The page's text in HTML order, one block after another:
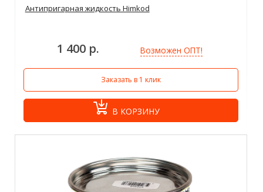
Антипригарная жидкость Himkod
1 400 р. Возможен ОПТ!
Заказать в 1 клик
В КОРЗИНУ